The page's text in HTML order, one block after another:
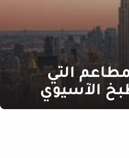
التي
الآسيوي